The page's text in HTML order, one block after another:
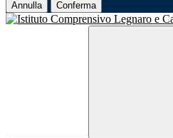
Annulla Conferma